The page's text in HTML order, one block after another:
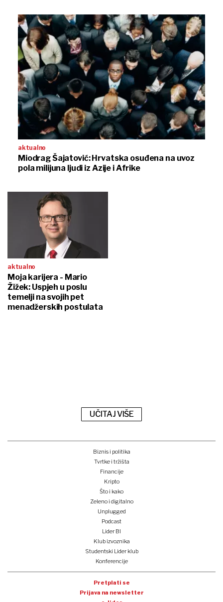
aktualno
Miodrag Šajatović: Hrvatska osuđena na uvoz
pola milijuna ljudi iz Azije i Afrike
aktualno
Moja karijera - Mario
Žižek: Uspjeh u poslu
temelji na svojih pet
menadžerskih postulata
UČITAJ VIŠE
Biznis i politika
Tvrtke i tržišta
Financije
Kripto
Što i kako
Zeleno i digitalno
Unplugged
Podcast
Lider BI
Klub izvoznika
Studentski Lider klub
Konferencije
Pretplati se
Prijava na newsletter